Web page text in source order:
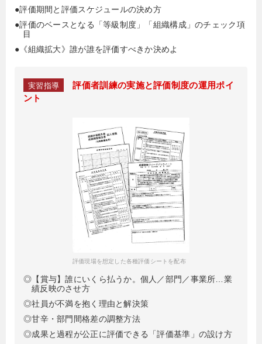
●評価期間と評価スケジュールの決め方
●評価のベースとなる「等級制度」「組織構成」のチェック項
目
●《組織拡大》誰が誰を評価すべきか決めよ
実習指導
評価者訓練の実施と評価制度の運用ポイ
ント
評価現場を想定した各種評価シートを配布
◎【賞与】誰にいくら払うか。個人／部門／事業所…業
績反映のさせ方
◎社員が不満を抱く理由と解決策
◎甘辛・部門間格差の調整方法
◎成果と過程が公正に評価できる「評価基準」の設け方